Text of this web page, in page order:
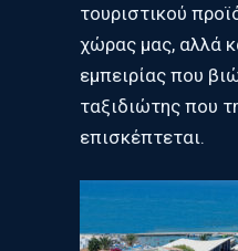
τουριστικού
χώρας μας, αλλά
εμπειρίας που
ταξιδιώτης που
επισκέπτεται.